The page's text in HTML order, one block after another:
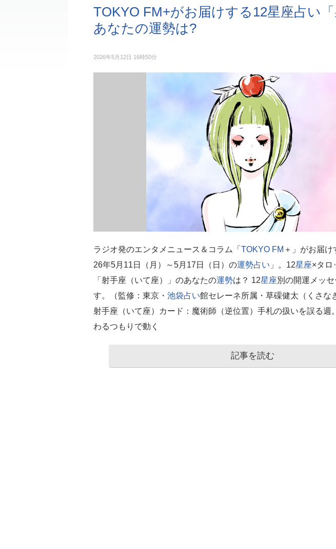
TOKYO FM+がお届けする12星座占い
あなたの運勢は?
2026年5月12日 16時50分
ラジオ発のエンタメニュース＆コラム「 TOKYO FM ＋」がお届け
26年5月11日（月）～5月17日（日）の運勢占い 」。12星座×タロ
「射手座（いて座）」のあなたの運勢は？ 12星座別の開運メッ
す。（監修：東京・ 池袋占い館セレーネ所属・草磲健太（くさな
射手座（いて座）カード：魔術師（逆位置）手札の扱いを誤る週
わるつもりで動く
記事を読む